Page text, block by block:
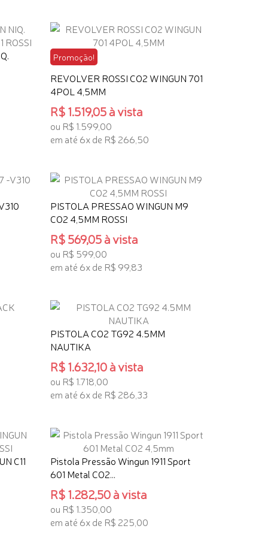
Promoção!
REVOLVER ROSSI CO2 WINGUN 701
4POL 4,5MM
R$ 1.519,05 à vista
ou R$ 1.599,00
em até 6x de R$ 266,50
PISTOLA PRESSAO WINGUN M9
CO2 4,5MM ROSSI
R$ 569,05 à vista
ou R$ 599,00
em até 6x de R$ 99,83
PISTOLA CO2 TG92 4.5MM
NAUTIKA
R$ 1.632,10 à vista
ou R$ 1.718,00
em até 6x de R$ 286,33
C11
Pistola Pressão Wingun 1911 Sport
601 Metal CO2...
R$ 1.282,50 à vista
ou R$ 1.350,00
em até 6x de R$ 225,00